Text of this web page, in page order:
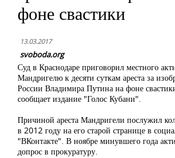
фоне свастики
13.03.2017
svoboda.org
Суд в Краснодаре приговорил местного
Мандригелю к десяти суткам ареста за
России Владимира Путина на фоне
сообщает издание "Голос Кубани".
Причиной ареста Мандригели послужил
в 2012 году на его старой странице в
"ВКонтакте". В ноябре минувшего года
допрос в прокуратуру.